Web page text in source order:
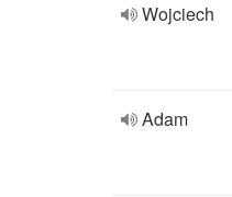
Wojciech
Adam